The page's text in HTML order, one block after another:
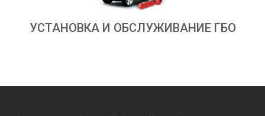
УСТАНОВКА И ОБСЛУЖИВАНИЕ ГБО